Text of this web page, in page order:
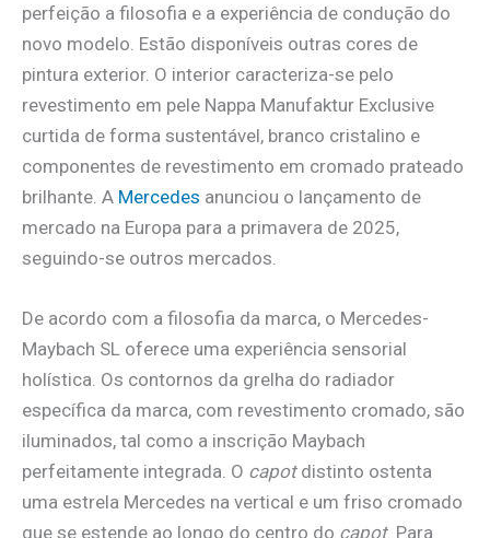
perfeição a filosofia e a experiência de condução do
novo modelo. Estão disponíveis outras cores de
pintura exterior. O interior caracteriza-se pelo
revestimento em pele Nappa Manufaktur Exclusive
curtida de forma sustentável, branco cristalino e
componentes de revestimento em cromado prateado
brilhante. A Mercedes anunciou o lançamento de
mercado na Europa para a primavera de 2025,
seguindo-se outros mercados.
De acordo com a filosofia da marca, o Mercedes-
Maybach SL oferece uma experiência sensorial
holística. Os contornos da grelha do radiador
específica da marca, com revestimento cromado, são
iluminados, tal como a inscrição Maybach
perfeitamente integrada. O capotdistinto ostenta
uma estrela Mercedes na vertical e um friso cromado
que se estende ao longo do centro do capot. Para